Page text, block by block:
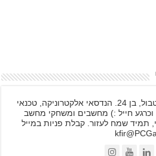
כפיר אבוטבול, בן 24. הנדסאי אלקטרוניקה, טכנאי
חייל :) מחשבים ומשחקי מחשב
תמיד שמח לעזור. קבלת פניות במייל